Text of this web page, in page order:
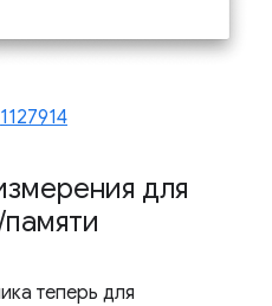
1127914
для
памяти
теперь для